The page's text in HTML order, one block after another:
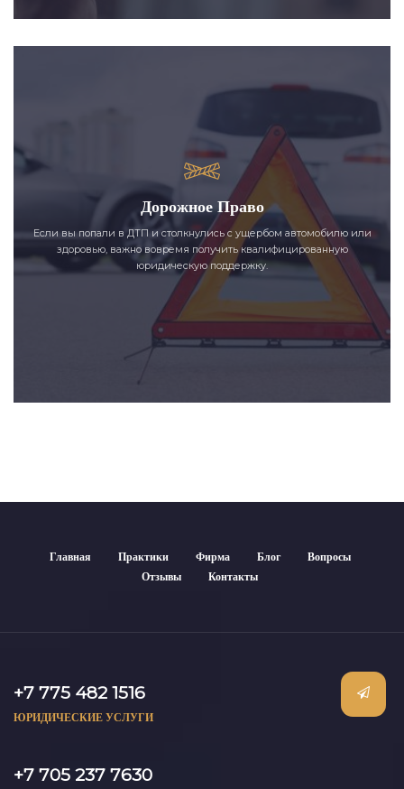
Дорожное Право
Если вы попали в ДТП и столкнулись с ущербом автомобилю или
здоровью, важно вовремя получить квалифицированную
юридическую поддержку.
Главная Практики Фирма Блог
Вопросы
Отзывы
Контакты
+7 775 482 1516
ЮРИДИЧЕСКИЕ УСЛУГИ
+7 705 237 7630